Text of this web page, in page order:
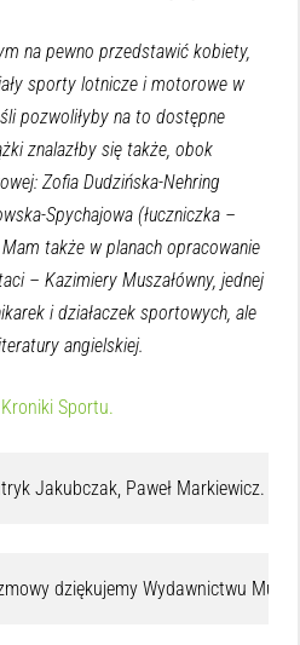
na pewno przedstawić kobiety,
sporty lotnicze i motorowe w
pozwoliłyby na to dostępne
znalazłby się także, obok
Zofia Dudzińska-Nehring
Spychajowa (łuczniczka –
także w planach opracowanie
– Kazimiery Muszałówny, jednej
i działaczek sportowych, ale
angielskiej.
Kroniki Sportu.
Jakubczak, Paweł Markiewicz.
dziękujemy Wydawnictwu